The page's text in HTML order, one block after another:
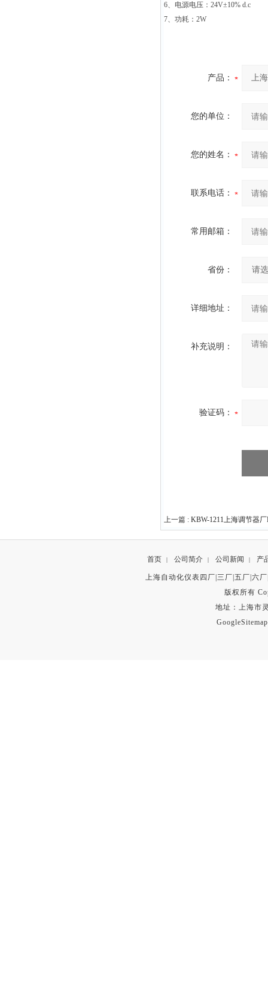
6、电源电压： 24V±10% d.c
7、功耗： 2W
产品：
您的单位：
您的姓名：
联系电话：
常用邮箱：
省份：
详细地址：
补充说明：
验证码：
上一篇 : KBW-1211上海调节器
首页 | 公司简介 | 公司新闻 | 产
上海自动化仪表四厂|三厂|五厂|六
版权所有
地址：上海市
GoogleSitemap